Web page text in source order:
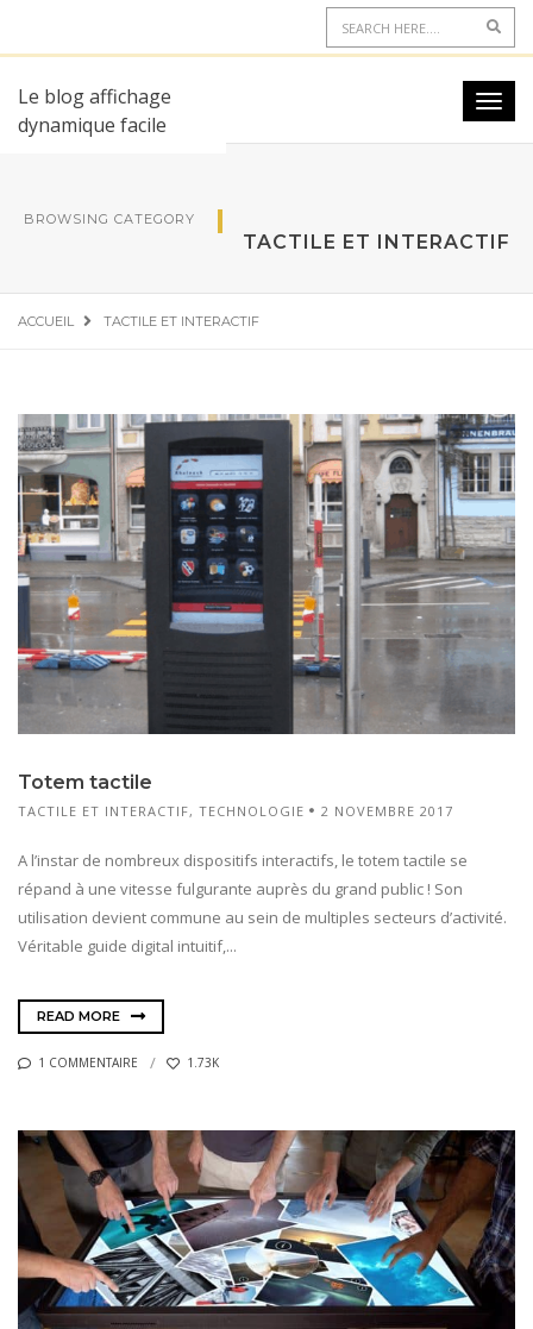
Le blog affichage
dynamique facile
BROWSING CATEGORY
TACTILE ET INTERACTIF
ACCUEIL TACTILE ET INTERACTIF
Totem tactile
TACTILE ET INTERACTIF, TECHNOLOGIE 2 NOVEMBRE 2017
A l’instar de nombreux dispositifs interactifs, le totem tactile se
répand à une vitesse fulgurante auprès du grand public ! Son
utilisation devient commune au sein de multiples secteurs d’activité.
Véritable guide digital intuitif,...
READ MORE
1 COMMENTAIRE 1.73K